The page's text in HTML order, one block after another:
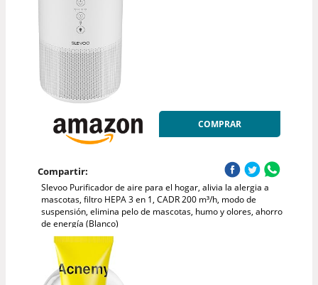
COMPRAR
Compartir:
Slevoo Purificador de aire para el hogar, alivia la alergia a
mascotas, filtro HEPA 3 en 1, CADR 200 m³/h, modo de
suspensión, elimina pelo de mascotas, humo y olores, ahorro
de energía (Blanco)